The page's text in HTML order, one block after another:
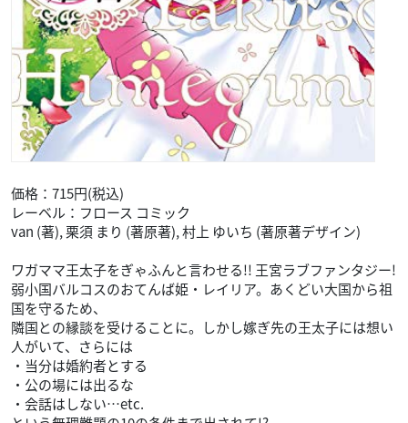
価格：715円(税込)
レーベル：フロース コミック
van (著), 栗須 まり (著原著), 村上 ゆいち (著原著デザイン)
ワガママ王太子をぎゃふんと言わせる!! 王宮ラブファンタジー!
弱小国バルコスのおてんば姫・レイリア。あくどい大国から祖
国を守るため、
隣国との縁談を受けることに。しかし嫁ぎ先の王太子には想い
人がいて、さらには
・当分は婚約者とする
・公の場には出るな
・会話はしない…etc.